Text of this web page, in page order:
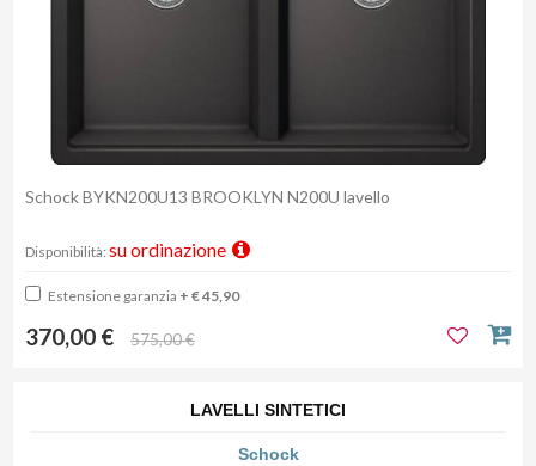
Schock BYKN200U13 BROOKLYN N200U lavello
Disponibilità: su ordinazione
Estensione garanzia + € 45,90
370,00 € 575,00 €
LAVELLI SINTETICI
Schock